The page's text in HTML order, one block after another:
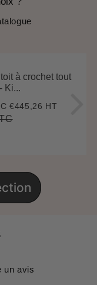
à crochet tout
Ki...
€534,31
€445,26 HT
€549,55
un avis